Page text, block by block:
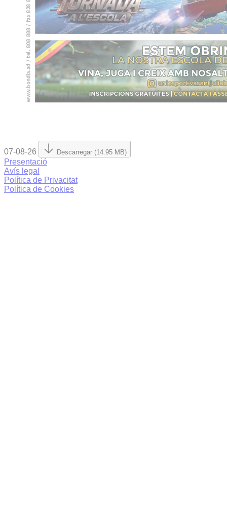
07-08-26 Descarregar (14.95 MB)
Presentació
Avís legal
Política de Privacitat
Política de Cookies